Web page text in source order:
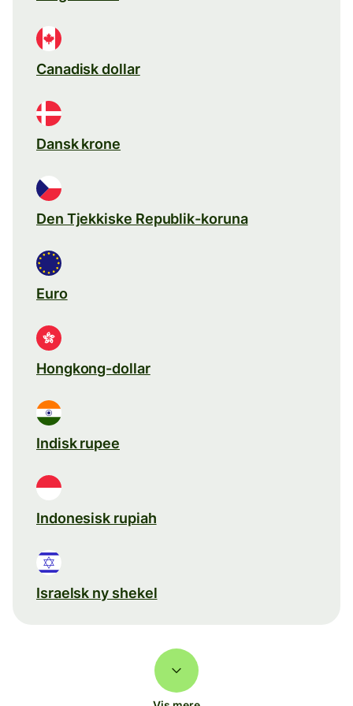
Canadisk dollar
Dansk krone
Den Tjekkiske Republik-koruna
Euro
Hongkong-dollar
Indisk rupee
Indonesisk rupiah
Israelsk ny shekel